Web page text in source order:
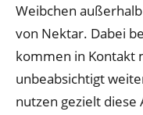
Weibchen
von Nektar. Dabei
kommen in Kontakt
unbeabsichtigt
nutzen gezielt diese